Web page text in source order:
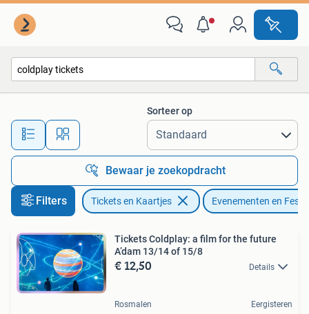
Alle afstanden…
Sorteer op
Bewaar je zoekopdracht
Filters Tickets en Kaartjes Evenementen en
Tickets Coldplay: a film for the future
A’dam 13/14 of 15/8
€ 12,50 Details
Rosmalen Eergisteren